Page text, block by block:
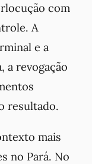
com
A
e a
a revogação
resultado.
mais
no Pará. No